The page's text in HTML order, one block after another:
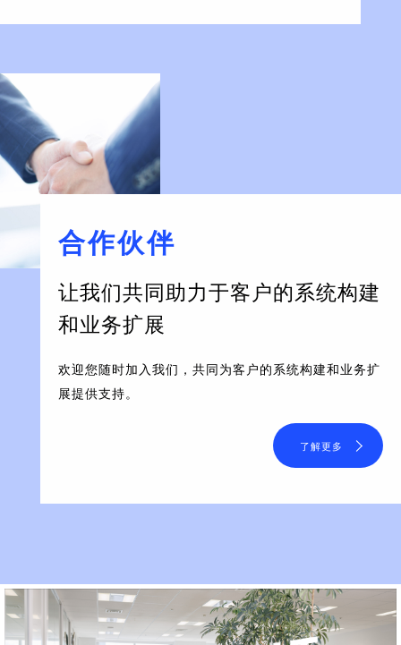
合作伙伴
让我们共同助力于客户的系统构建
和业务扩展
欢迎您随时加入我们，共同为客户的系统构建和业务扩
展提供支持。
了解更多